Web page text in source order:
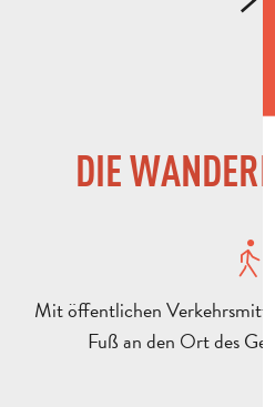
DIE
Mit öffentlichen
Fuß an den Ort des